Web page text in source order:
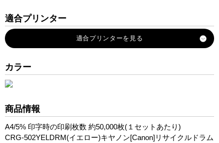
適合プリンター
Satera-LBP5600SE
Satera-LBP5610
Satera-LBP5900
Satera-LBP5900SE
Satera-LBP5910
Satera-LBP5910F
カラー
商品情報
A4/5% 印字時の印刷枚数 約50,000枚(１セットあたり)
CRG-502YELDRM(イエロー)キヤノン[Canon]リサイクルドラム